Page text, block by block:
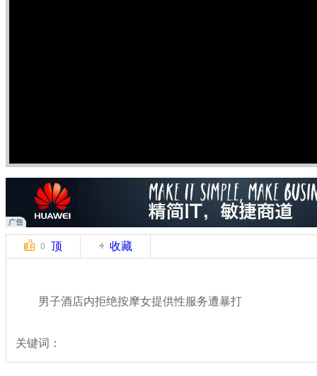
0 顶 收藏
男子酒店内拒绝按摩女提供性服务遭暴打
关键词：